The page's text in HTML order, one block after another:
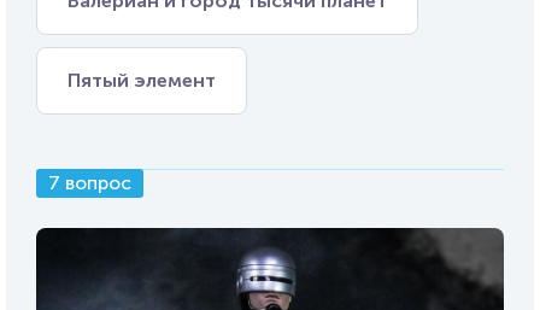
Пятый элемент
7 вопрос